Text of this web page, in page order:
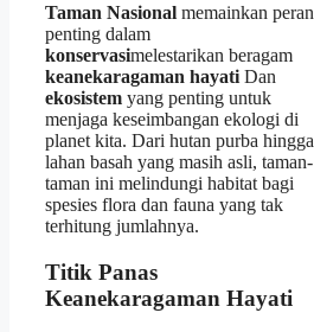
Taman Nasional memainkan peran
penting dalam
konservasimelestarikan beragam
keanekaragaman hayati Dan
ekosistem yang penting untuk
menjaga keseimbangan ekologi di
planet kita. Dari hutan purba hingga
lahan basah yang masih asli, taman-
taman ini melindungi habitat bagi
spesies flora dan fauna yang tak
terhitung jumlahnya.
Titik Panas
Keanekaragaman Hayati